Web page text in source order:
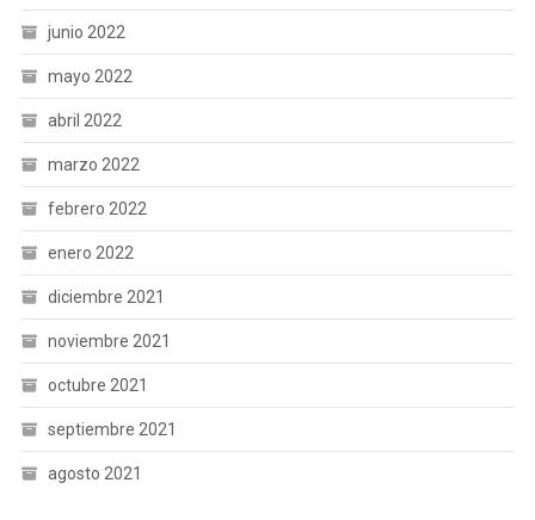
junio 2022
mayo 2022
abril 2022
marzo 2022
febrero 2022
enero 2022
diciembre 2021
noviembre 2021
octubre 2021
septiembre 2021
agosto 2021